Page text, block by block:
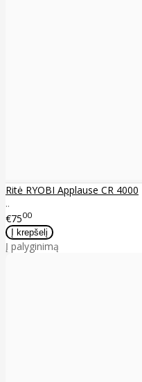
Ritė RYOBI Applause CR 4000
..
€7500
Į palyginimą